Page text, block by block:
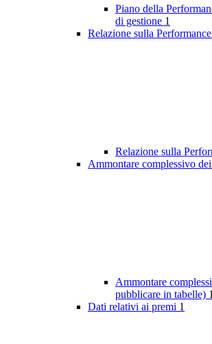
Piano della
di gestione 1
Relazione sulla Performance
Relazione sulla
Ammontare complessivo
Ammontare
pubblicare in tabelle) 1
Dati relativi ai premi 1